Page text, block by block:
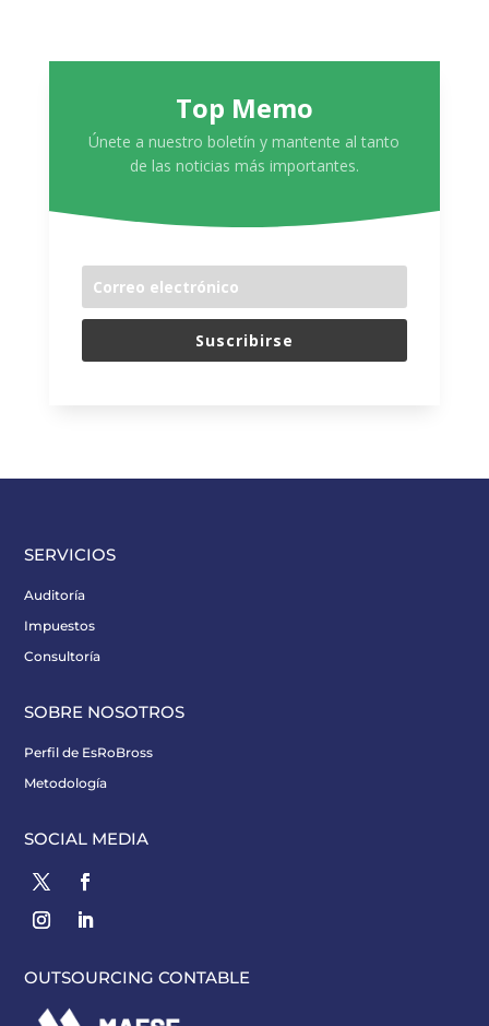
Top Memo
Únete a nuestro boletín y mantente al tanto
de las noticias más importantes.
Suscribirse
SERVICIOS
Auditoría
Impuestos
Consultoría
SOBRE NOSOTROS
Perfil de EsRoBross
Metodología
SOCIAL MEDIA
OUTSOURCING CONTABLE